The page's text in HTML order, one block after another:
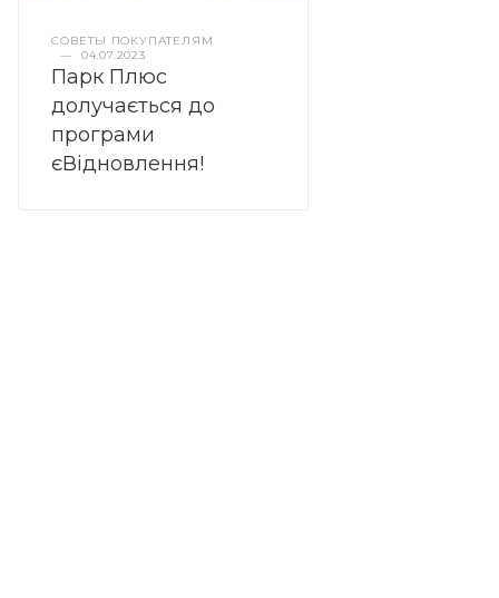
СОВЕТЫ ПОКУПАТЕЛЯМ
—
04.07.2023
Парк Плюс
долучається до
програми
єВідновлення!